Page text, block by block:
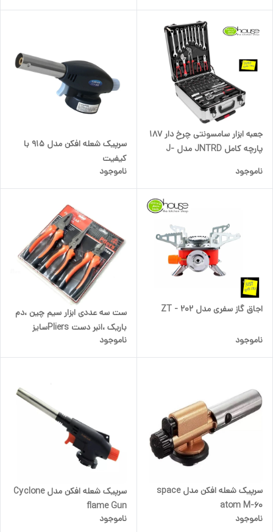
جعبه ابزار سامسونتی چرخ دار 187
پارچه کامل JNTRD مدل J-
ناموجود
سرپیک شعله افکن مدل 915 با
کیفیت
ناموجود
اجاق گاز سفری مدل ZT - 202
ناموجود
ست سه عددی ابزار سیم چین ،دم
باریک ،انبر دست Pliersسایز
هشت
ناموجود
سرپیک شعله افکن مدل space
atom M-60
ناموجود
سرپیک شعله افکن مدل Cyclone
flame Gun
ناموجود